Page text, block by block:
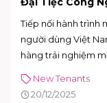
Tiếp nối hành trình
người dùng Việt
hàng trải nghiệm
New Tenants
20/12/2025